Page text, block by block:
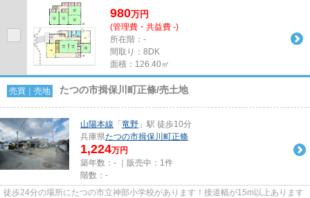
980万円
(管理費・共益費 -)
所在階：-
間取り：8DK
面積：126.40㎡
売買｜売地 たつの市揖保川町正條/売土地
山陽本線 「 竜野 」駅 徒歩10分
兵庫県たつの市揖保川町正條
1,224万円
築年数：- ｜販売中： 1件
階数：-
徒歩24分の場所にたつの市立神部小学校があります！接道幅が15m以上あります